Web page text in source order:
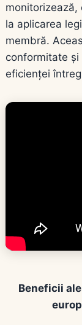
monitorizează,
la aplicarea
membră.
conformitate
eficienței
Beneficii